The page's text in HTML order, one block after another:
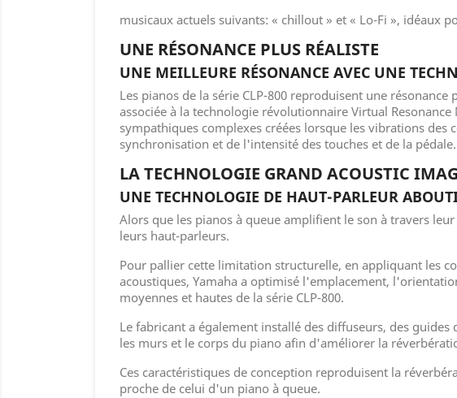
musicaux actuels suivants: « chillout » et « Lo-Fi », idéaux
UNE RÉSONANCE PLUS RÉALISTE
UNE MEILLEURE RÉSONANCE AVEC UNE
Les pianos de la série CLP-800 reproduisent une
associée à la technologie révolutionnaire Virtual
sympathiques complexes créées lorsque les vibrations
synchronisation et de l'intensité des touches et de la pédale.
LA TECHNOLOGIE GRAND ACOUSTIC
UNE TECHNOLOGIE DE HAUT-PARLEUR
Alors que les pianos à queue amplifient le son à travers
leurs haut-parleurs.
Pour pallier cette limitation structurelle, en appliquant les
acoustiques, Yamaha a optimisé l'emplacement,
moyennes et hautes de la série CLP-800.
Le fabricant a également installé des diffuseurs, des
les murs et le corps du piano afin d'améliorer la
Ces caractéristiques de conception reproduisent la
proche de celui d'un piano à queue.